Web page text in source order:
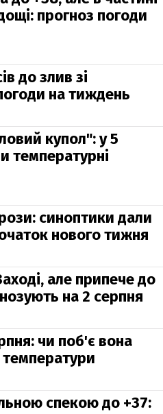
прогноз погоди
до злив зі
на тиждень
купол": у 5
температурні
синоптики дали
нового тижня
але припече до
на 2 серпня
чи поб'є вона
спекою до +37: